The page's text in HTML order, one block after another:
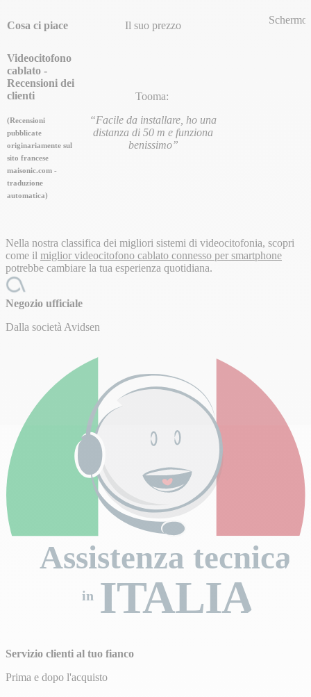
Cosa ci piace Il suo prezzo Schermo
Videocitofono
cablato -
Recensioni dei
clienti
(Recensioni
pubblicate
originariamente sul
sito francese
maisonic.com -
traduzione
automatica)
Tooma:
“Facile da installare, ho una
distanza di 50 m e funziona
benissimo”
Nella nostra classifica dei migliori sistemi di videocitofonia, scopri
come il miglior videocitofono cablato connesso per smartphone
potrebbe cambiare la tua esperienza quotidiana.
Negozio ufficiale
Dalla società Avidsen
Assistenza tecnica
ITALIA
in
Servizio clienti al tuo fianco
Prima e dopo l'acquisto